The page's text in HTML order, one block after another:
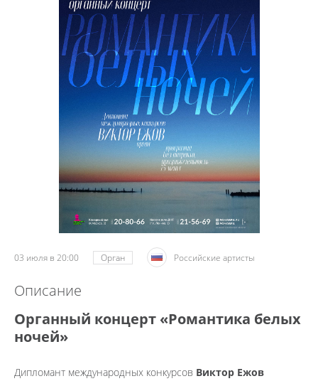
03 июля в 20:00 Орган Российские артисты
Описание
Органный концерт «Романтика белых
ночей»
Дипломант международных конкурсов Виктор Ежов